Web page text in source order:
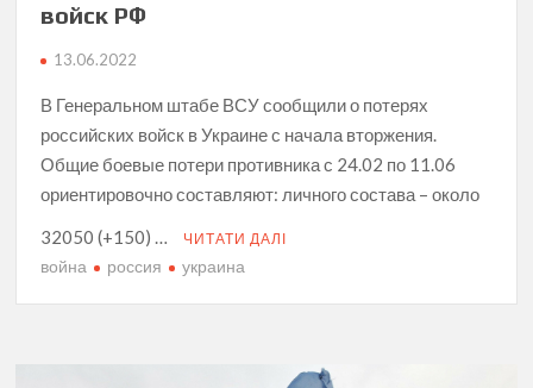
войск РФ
13.06.2022
В Генеральном штабе ВСУ сообщили о потерях
российских войск в Украине с начала вторжения.
Общие боевые потери противника с 24.02 по 11.06
ориентировочно составляют: личного состава – около
32050 (+150) …
ЧИТАТИ ДАЛІ
война россия украина